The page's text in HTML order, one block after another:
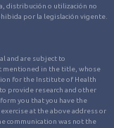
distribución o utilización no
por la legislación vigente.
and are subject to
mentioned in the title, whose
for the Institute of Health
provide research and other
you that you have the
at the above address or
communication was not the